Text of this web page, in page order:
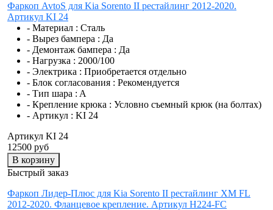
Фаркоп AvtoS для Kia Sorento II рестайлинг 2012-2020.
Артикул KI 24
- Материал : Сталь
- Вырез бампера : Да
- Демонтаж бампера : Да
- Нагрузка : 2000/100
- Электрика : Приобретается отдельно
- Блок согласования : Рекомендуется
- Тип шара : A
- Крепление крюка : Условно съемный крюк (на болтах)
- Артикул : KI 24
Артикул KI 24
12500 руб
В корзину
Быстрый заказ
Фаркоп Лидер-Плюс для Kia Sorento II рестайлинг XM FL
2012-2020. Фланцевое крепление. Артикул H224-FC